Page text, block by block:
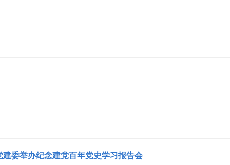
委举办纪念建党百年党史学习报告会